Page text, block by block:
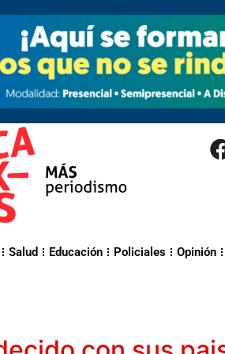
Salud Educación Policiales Opinión